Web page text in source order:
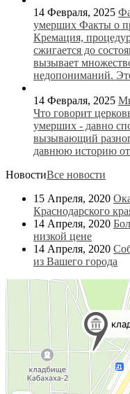
14 Февраля, 2025
умерших Факты о
Кремация,
сжигается до
вызывает
недопониманий.
14 Февраля, 2025
Что говорит
умерших - давно
вызывающий
давнюю историю
НовостиВсе новости
15 Апреля, 2020
Краснодарского
14 Апреля, 2020
низкой цене
14 Апреля, 2020
из Вашего города